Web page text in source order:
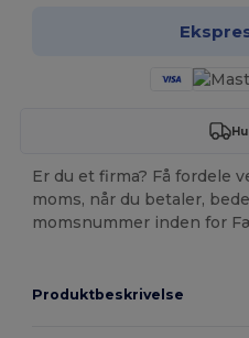
Er du et firma? Få fordele
moms, når du betaler,
momsnummer inden for
Produktbeskrivelse